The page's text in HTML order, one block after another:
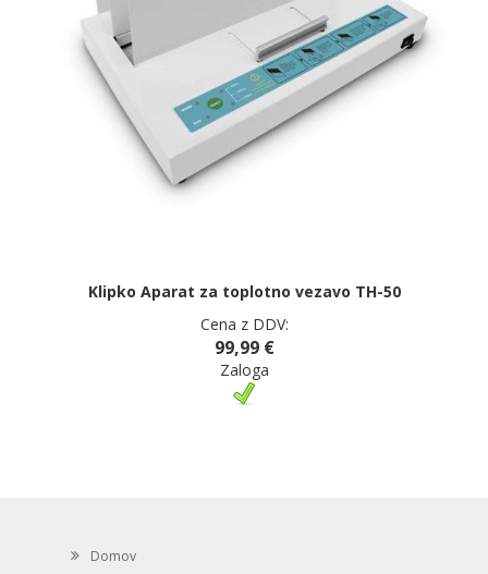
Klipko Aparat za toplotno vezavo TH-50
Cena z DDV:
99,99 €
Zaloga
Domov